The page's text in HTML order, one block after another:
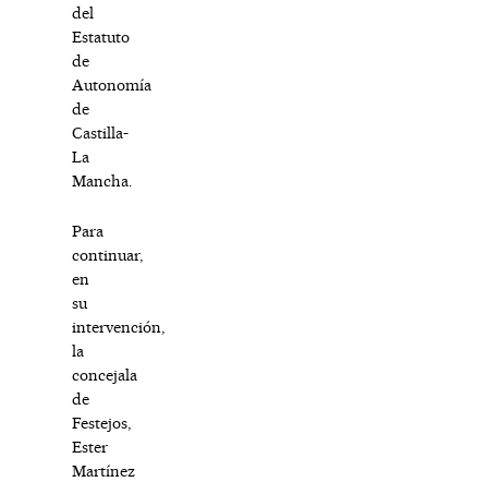
del
Estatuto
de
Autonomía
de
Castilla-
La
Mancha.
Para
continuar,
en
su
intervención,
la
concejala
de
Festejos,
Ester
Martínez